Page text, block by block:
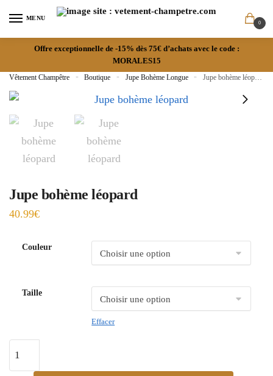
MENU
0
Offre exceptionnelle de -15% dès 75€ d’achats avec le code :
MORALES15
Vêtement Champêtre » Boutique » Jupe Bohème Longue » Jupe bohème léopard
Jupe bohème léopard
40.99€
Couleur
Taille
Effacer